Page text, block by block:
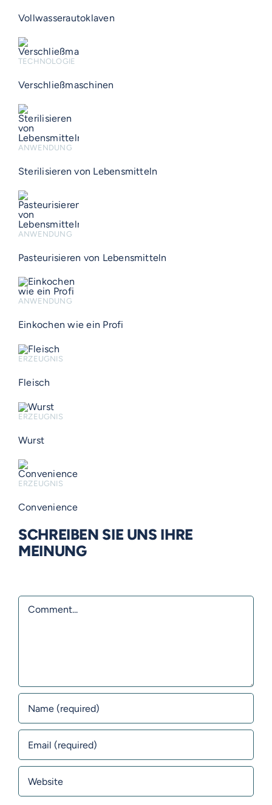
Vollwasserautoklaven
TECHNOLOGIE
Verschließmaschinen
ANWENDUNG
Sterilisieren von Lebensmitteln
ANWENDUNG
Pasteurisieren von Lebensmitteln
ANWENDUNG
Einkochen wie ein Profi
ERZEUGNIS
Fleisch
ERZEUGNIS
Wurst
ERZEUGNIS
Convenience
SCHREIBEN SIE UNS IHRE
MEINUNG
Comment